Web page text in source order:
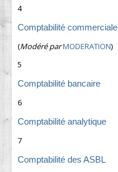
4
Comptabilité commerciale
(Modéré parMODERATION)
5
Comptabilité bancaire
6
Comptabilité analytique
7
Comptabilité des ASBL